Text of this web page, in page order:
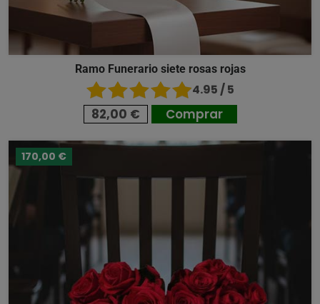
Ramo Funerario siete rosas rojas
4.95 / 5
82,00 € Comprar
170,00 €